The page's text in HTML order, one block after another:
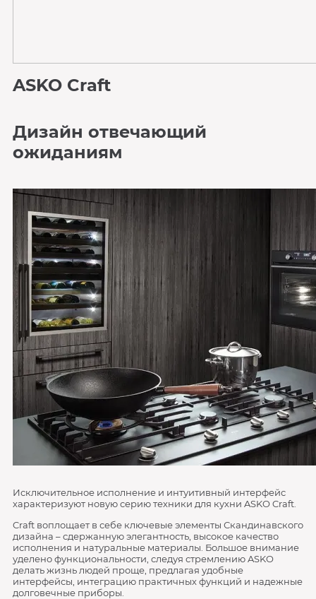
ASKO Craft
Дизайн отвечающий
ожиданиям
Исключительное исполнение и интуитивный интерфейс
характеризуют новую серию техники для кухни ASKO Craft.
Craft воплощает в себе ключевые элементы Скандинавского
дизайна – сдержанную элегантность, высокое качество
исполнения и натуральные материалы. Большое внимание
уделено функциональности, следуя стремлению ASKO
делать жизнь людей проще, предлагая удобные
интерфейсы, интеграцию практичных функций и надежные
долговечные приборы.